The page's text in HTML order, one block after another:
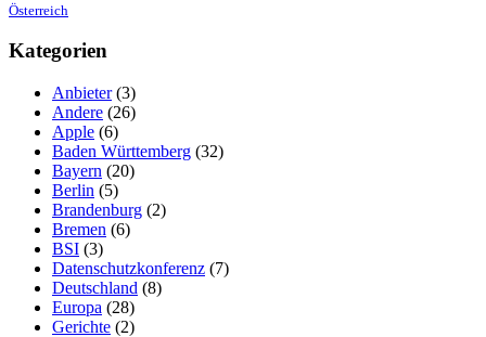
Österreich
Kategorien
Anbieter(3)
Andere (26)
Apple (6)
Baden Württemberg (32)
Bayern (20)
Berlin (5)
Brandenburg (2)
Bremen (6)
BSI (3)
Datenschutzkonferenz (7)
Deutschland (8)
Europa (28)
Gerichte (2)